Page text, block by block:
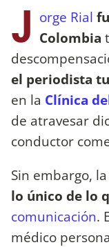
J orge Rial
Colombia
el periodista
en la Clínica
de atravesar
conductor
Sin embargo,
lo único de lo
comunicación.
médico